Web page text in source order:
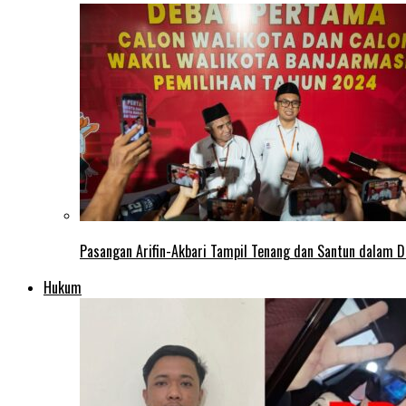
Pasangan Arifin-Akbari Tampil Tenang dan Santun dalam
Hukum